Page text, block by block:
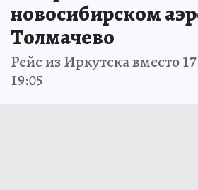
новосибирском
Толмачево
Рейс из Иркутска вместо
19:05